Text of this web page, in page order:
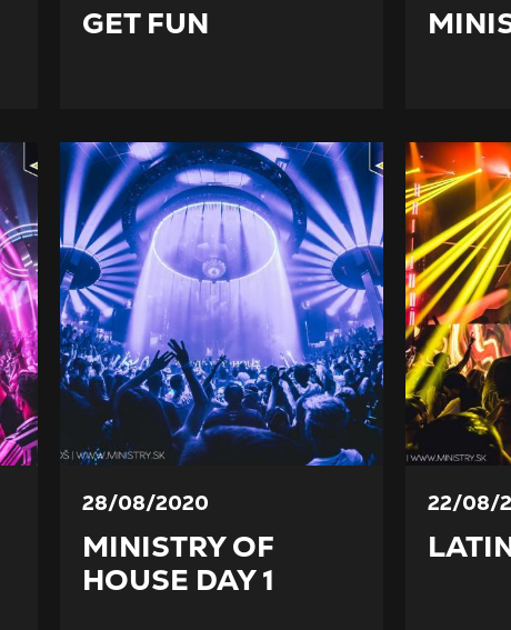
GET FUN
28/08/2020
MINISTRY OF
HOUSE DAY 1
22/08/